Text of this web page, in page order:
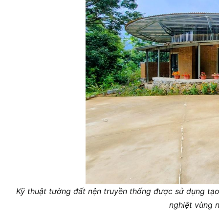
Kỹ thuật tường đất nện truyền thống được sử dụng
nghiệt vùng